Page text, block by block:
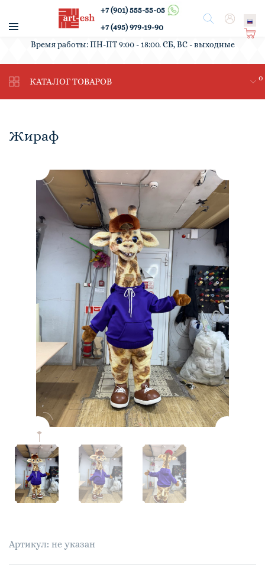
Поиск
+7 (901) 555-55-05
+7 (495) 979-19-90
Ко
ин
а
0
Вход
/
Время работы: ПН-ПТ 9:00 - 18:00. СБ, ВС - выходные
КАТАЛОГ ТОВАРОВ
Жираф
Артикул: не указан